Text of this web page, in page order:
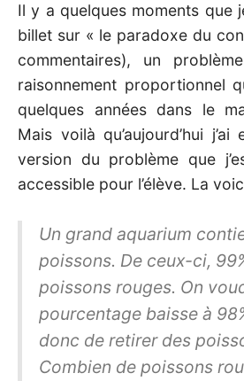
Il y a quelques moments que
billet sur « le paradoxe du
commentaires), un
raisonnement proportionnel
quelques années dans le
Mais voilà qu’aujourd’hui
version du problème que
accessible pour l’élève. La
Un grand aquarium
poissons. De ceux-ci,
poissons rouges. On
pourcentage baisse à
donc de retirer des
Combien de poissons